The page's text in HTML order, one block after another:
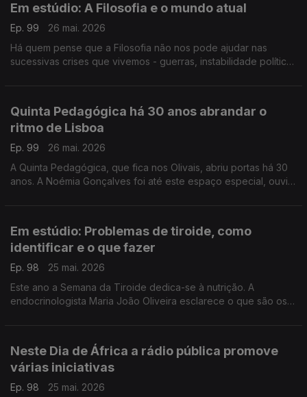
Em estúdio: A Filosofia e o mundo atual
Ep. 99
26 mai. 2026
Há quem pense que a Filosofia não nos pode ajudar nas
sucessivas crises que vivemos - guerras, instabilidade política,
Quinta Pedagógica há 30 anos abrandar o
ritmo de Lisboa
Ep. 99
26 mai. 2026
A Quinta Pedagógica, que fica nos Olivais, abriu portas há 30
anos. A Noémia Gonçalves foi até este espaço especial, ouvir
Em estúdio: Problemas de tiroide, como
identificar e o que fazer
Ep. 98
25 mai. 2026
Este ano a Semana da Tiroide dedica-se à nutrição. A
endocrinologista Maria João Oliveira esclarece o que são os
Neste Dia de África a rádio pública promove
várias iniciativas
Ep. 98
25 mai. 2026